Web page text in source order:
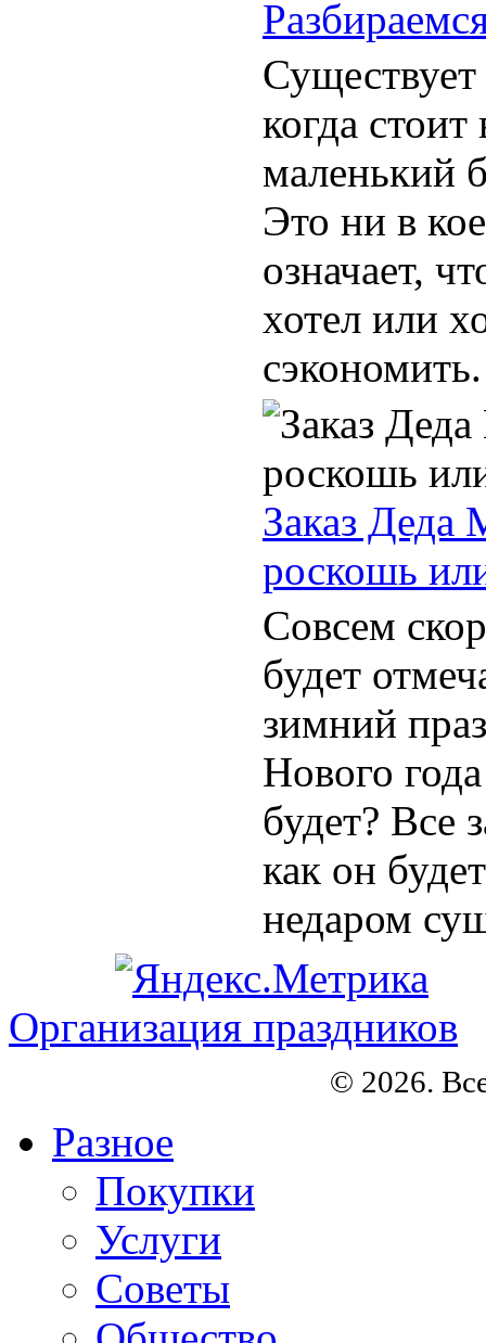
когда
маленький
Это ни в
означает,
хотел или
Заказ Деда
роскошь
Совсем
будет
зимний
Нового
будет? Все
как он
недаром
Организация праздников
© 2026.
Разное
Покупки
Услуги
Советы